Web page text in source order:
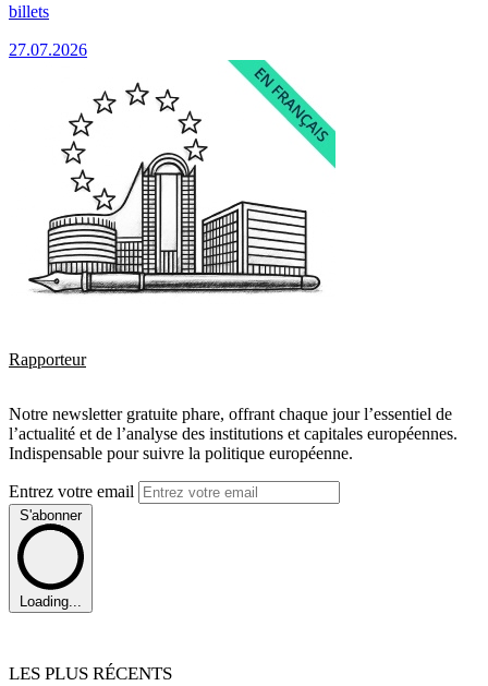
billets
27.07.2026
Rapporteur
Notre newsletter gratuite phare, offrant chaque jour l’essentiel de
l’actualité et de l’analyse des institutions et capitales européennes.
Indispensable pour suivre la politique européenne.
Entrez votre email
S'abonner
Loading...
LES PLUS RÉCENTS